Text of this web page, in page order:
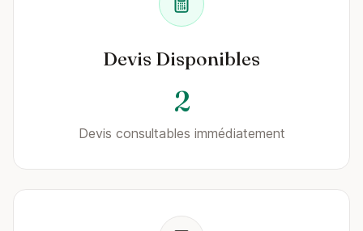
Devis Disponibles
2
Devis consultables immédiatement